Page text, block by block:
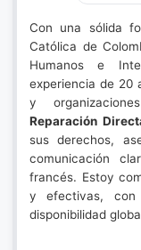
Con una sólida
Católica de
Humanos e
experiencia de 20
y
Reparación
sus derechos,
comunicación
francés. Estoy
y efectivas, con
disponibilidad